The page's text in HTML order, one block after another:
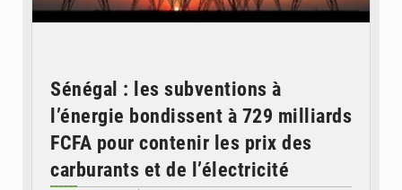
Sénégal : les subventions à
l’énergie bondissent à 729 milliards
FCFA pour contenir les prix des
carburants et de l’électricité